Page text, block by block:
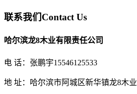
联系我们Contact Us
哈尔滨龙8木业有限责任公司
电 话：张鹏宇15546125533
地 址：哈尔滨市阿城区新华镇龙8木业